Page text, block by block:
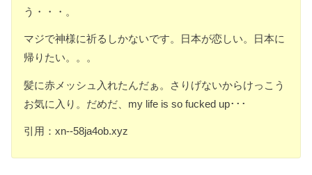
う・・・。
マジで神様に祈るしかないです。日本が恋しい。日本に
帰りたい。。。
髪に赤メッシュ入れたんだぁ。さりげないからけっこう
お気に入り。だめだ、my life is so fucked up･･･
引用：xn--58ja4ob.xyz